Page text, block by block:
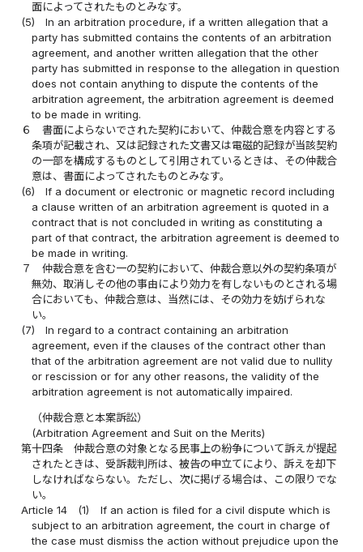
面によってされたものとみなす。
(5)
In an arbitration procedure, if a written allegation that a
party has submitted contains the contents of an arbitration
agreement, and another written allegation that the other
party has submitted in response to the allegation in question
does not contain anything to dispute the contents of the
arbitration agreement, the arbitration agreement is deemed
to be made in writing.
６
書面によらないでされた契約において、仲裁合意を内容とする
条項が記載され、又は記録された文書又は電磁的記録が当該契約
の一部を構成するものとして引用されているときは、その仲裁合
意は、書面によってされたものとみなす。
(6)
If a document or electronic or magnetic record including
a clause written of an arbitration agreement is quoted in a
contract that is not concluded in writing as constituting a
part of that contract, the arbitration agreement is deemed to
be made in writing.
７
仲裁合意を含む一の契約において、仲裁合意以外の契約条項が
無効、取消しその他の事由により効力を有しないものとされる場
合においても、仲裁合意は、当然には、その効力を妨げられな
い。
(7)
In regard to a contract containing an arbitration
agreement, even if the clauses of the contract other than
that of the arbitration agreement are not valid due to nullity
or rescission or for any other reasons, the validity of the
arbitration agreement is not automatically impaired.
（仲裁合意と本案訴訟）
(Arbitration Agreement and Suit on the Merits)
第十四条
仲裁合意の対象となる民事上の紛争について訴えが提起
されたときは、受訴裁判所は、被告の申立てにより、訴えを却下
しなければならない。ただし、次に掲げる場合は、この限りでな
い。
Article 14
(1)
If an action is filed for a civil dispute which is
subject to an arbitration agreement, the court in charge of
the case must dismiss the action without prejudice upon the